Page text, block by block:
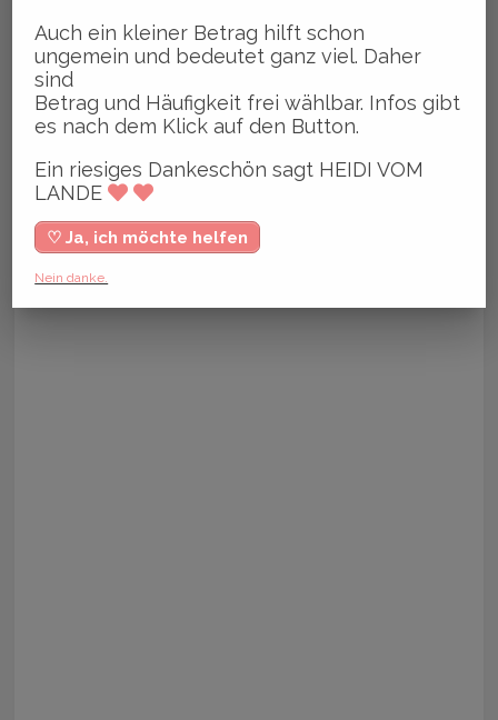
Auch ein kleiner Betrag hilft schon
ungemein und bedeutet ganz viel. Daher
sind
Betrag und Häufigkeit frei wählbar. Infos gibt
es nach dem Klick auf den Button.
Ein riesiges Dankeschön sagt HEIDI VOM
LANDE
♡ Ja, ich möchte helfen
Nein danke.